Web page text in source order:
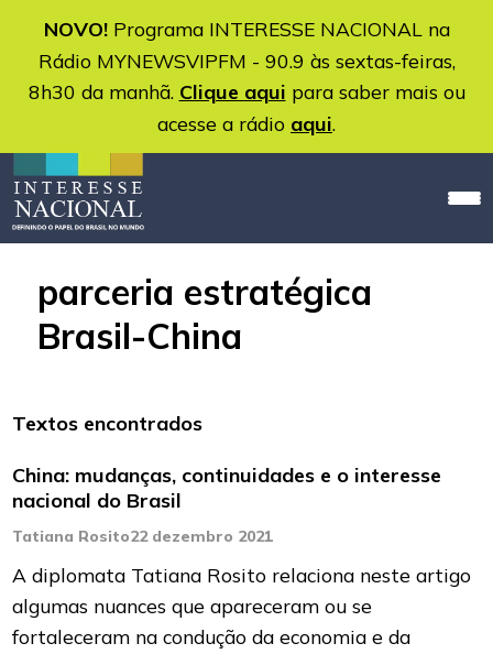
NOVO!Programa INTERESSE NACIONAL na
Rádio MYNEWSVIPFM - 90.9 às sextas-feiras,
8h30 da manhã. Clique aqui para saber mais ou
acesse a rádio aqui.
parceria estratégica
Brasil-China
Textos encontrados
China: mudanças, continuidades e o interesse
nacional do Brasil
Tatiana Rosito22 dezembro 2021
A diplomata Tatiana Rosito relaciona neste artigo
algumas nuances que apareceram ou se
fortaleceram na condução da economia e da